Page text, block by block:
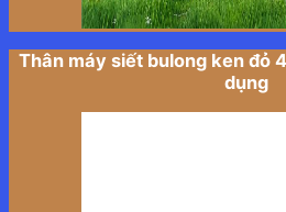
Thân máy siết bulong ken đỏ
dụng